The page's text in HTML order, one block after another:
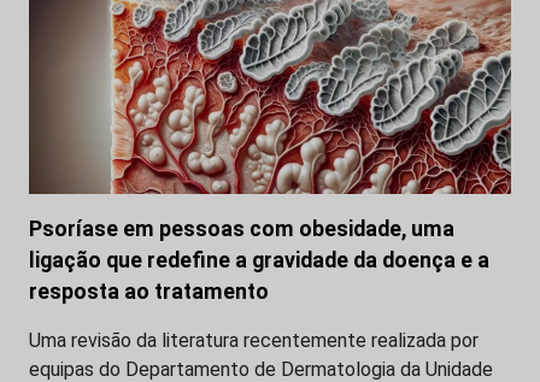
Psoríase em pessoas com obesidade, uma
ligação que redefine a gravidade da doença e a
resposta ao tratamento
Uma revisão da literatura recentemente realizada por
equipas do Departamento de Dermatologia da Unidade